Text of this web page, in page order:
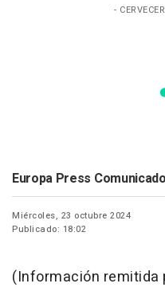
-
Europa Press
Miércoles, 23 octubre 2024
Publicado: 18:02
(Información remitida